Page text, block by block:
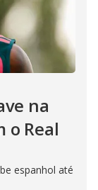
na
o Real
espanhol até